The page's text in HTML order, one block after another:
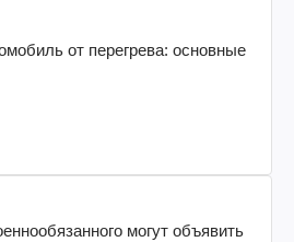
от перегрева: основные
могут объявить